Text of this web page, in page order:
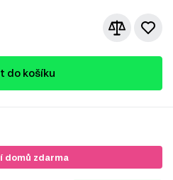
do košíku
domů zdarma